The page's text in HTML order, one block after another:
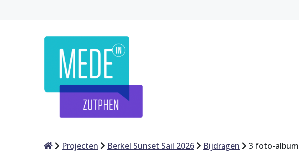
HomeProjecten Berkel Sunset Sail 2026 Bijdragen 3 foto-